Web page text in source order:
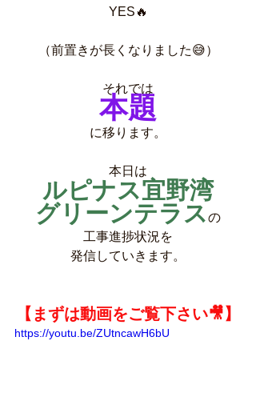
YES🔥
（前置きが長くなりました😅）
それでは
本題
に移ります。
本日は
ルピナス宜野湾
グリーンテラスの
工事進捗状況を
発信していきます。
【まずは動画をご覧下さい🎥】
https://youtu.be/ZUtncawH6bU